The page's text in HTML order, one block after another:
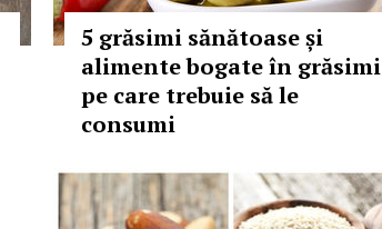
5 grăsimi sănătoase și
alimente bogate în grăsimi
pe care trebuie să le
consumi